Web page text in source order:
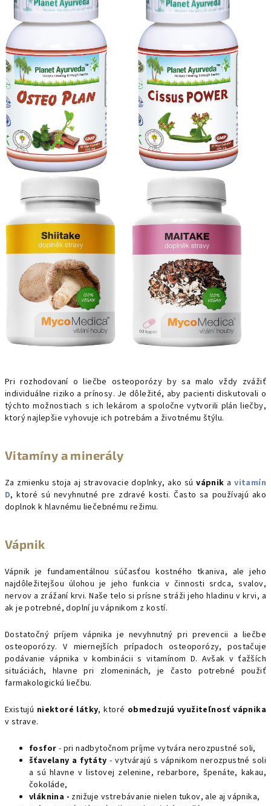
Pri rozhodovaní o liečbe osteoporózy by sa malo vždy zvážiť
individuálne riziko a prínosy. Je dôležité, aby pacienti diskutovali o
týchto možnostiach s ich lekárom a spoločne vytvorili plán liečby,
ktorý najlepšie vyhovuje ich potrebám a životnému štýlu.
Vitamíny a minerály
Za zmienku stoja aj stravovacie doplnky, ako súvápnik avitamín
D, ktoré sú nevyhnutné pre zdravé kosti. Často sa používajú ako
doplnok k hlavnému liečebnému režimu.
Vápnik
Vápnik je fundamentálnou súčasťou kostného tkaniva, ale jeho
najdôležitejšou úlohou je jeho funkcia v činnosti srdca, svalov,
nervov a zrážaní krvi. Naše telo si prísne stráži jeho hladinu v krvi, a
ak je potrebné, doplní ju vápnikom z kostí.
Dostatočný príjem vápnika je nevyhnutný pri prevencii a liečbe
osteoporózy. V miernejších prípadoch osteoporózy, postačuje
podávanie vápnika v kombinácii s vitamínom D. Avšak v ťažších
situáciách, hlavne pri zlomeninách, je často potrebné použiť
farmakologickú liečbu.
Existujú niektoré látky, ktoré obmedzujú využiteľnosť vápnika
v strave.
fosfor - pri nadbytočnom príjme vytvára nerozpustné soli,
šťavelany a fytáty - vytvárajú s vápnikom nerozpustné soli
a sú hlavne v listovej zelenine, rebarbore, špenáte, kakau,
čokoláde,
vláknina - znižuje vstrebávanie nielen tukov, ale aj vápnika,